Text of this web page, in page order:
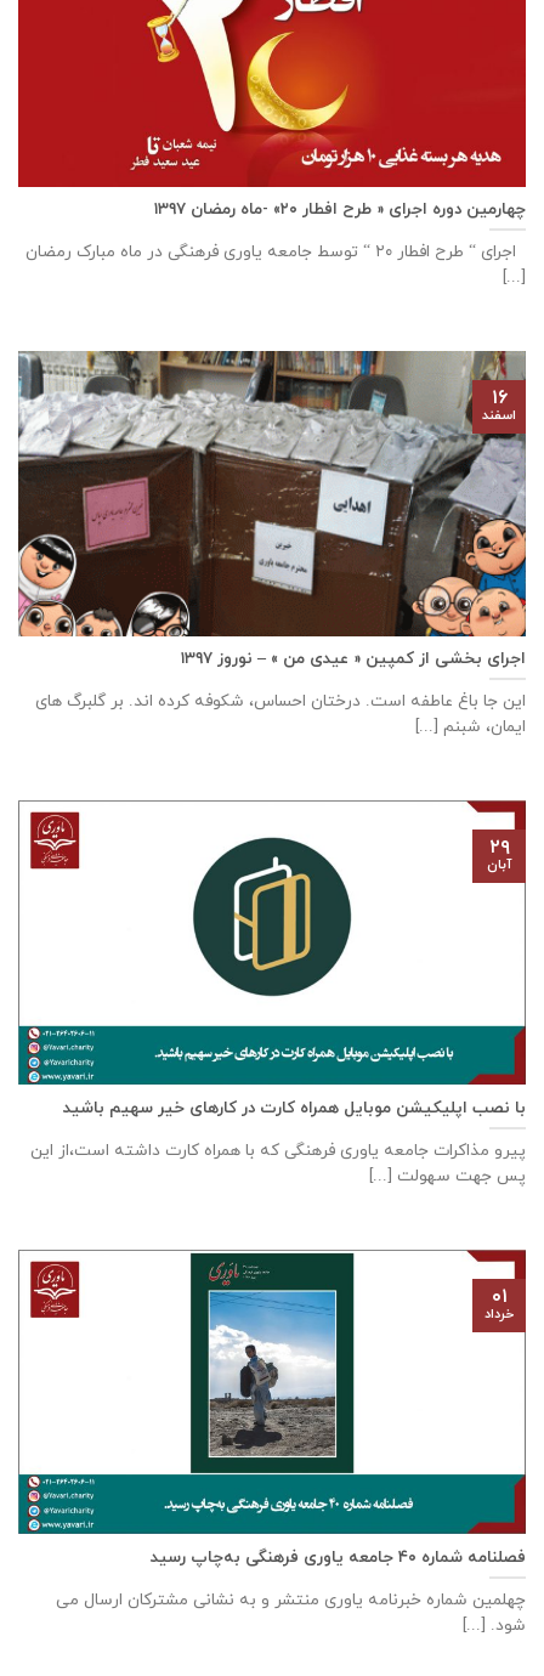
چهارمین دوره اجرای « طرح افطار ۲۰» -ماه رمضان ۱۳۹۷
اجرای “ طرح افطار ۲۰ “ توسط جامعه یاوری فرهنگی در ماه مبارک رمضان
[...]
اجرای بخشی از کمپین « عیدی من » – نوروز ۱۳۹۷
این جا باغ عاطفه است. درختان احساس، شکوفه کرده اند. بر گلبرگ های
ایمان، شبنم [...]
۱۶
اسفند
با نصب اپلیکیشن موبایل همراه کارت در کارهای خیر سهیم باشید
پیرو مذاکرات جامعه ياوری فرهنگی که با همراه کارت داشته است،از این
پس جهت سهولت [...]
۲۹
آبان
فصلنامه شماره ۴۰ جامعه یاوری فرهنگی به‌چاپ رسید
چهلمین شماره خبرنامه یاوری منتشر و به نشانی مشترکان ارسال می
شود. [...]
۰۱
خرداد